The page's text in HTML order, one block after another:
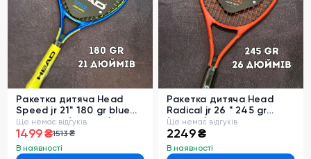
Ракетка дитяча Head
Speed jr 21" 180 gr blue
2024 year (230364)
Ще немає відгуків
1499 ₴1513 ₴
В наявності
Ракетка дитяча Head
Radical jr 26 " 245 gr
(231405)
Ще немає відгуків
2249 ₴
В наявності